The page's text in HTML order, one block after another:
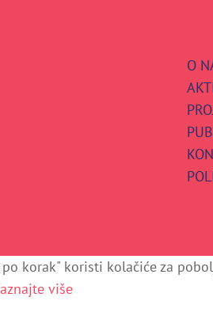
O
korak" koristi kolačiće za
više